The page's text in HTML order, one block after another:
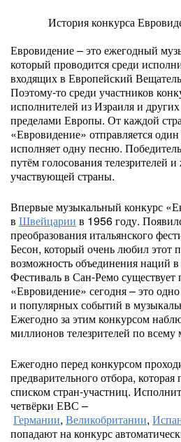
История конкурса
Евровидение – это ежегодный
который проводится среди
входящих в Европейский
Поэтому-то среди участников
исполнителей из Израиля и
пределами Европы. От каждой
«Евровидение» отправляется
исполняет одну песню.
путём голосования телезрителей
участвующей страны.
Впервые музыкальный конкурс
в Швейцарии в 1956 году.
преобразования итальянского
Бесон, который очень любил этот
возможность объединения наций
Фестиваль в Сан-Ремо существует
«Евровидение» сегодня – это
и популярных событий в
Ежегодно за этим конкурсом
миллионов телезрителей по всему
Ежегодно перед конкурсом
предварительного отбора, которая
списком стран-участниц.
четвёрки ЕВС –
Германии, Великобритании,
попадают на конкурс